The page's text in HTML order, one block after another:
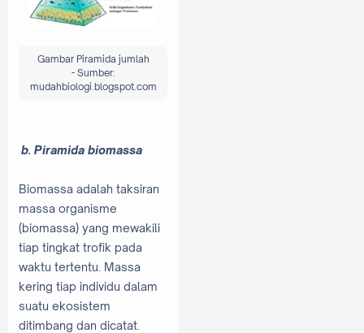
Gambar Piramida jumlah
- Sumber:
mudahbiologi.blogspot.com
b. Piramida biomassa
Biomassa adalah taksiran
massa organisme
(biomassa) yang mewakili
tiap tingkat trofik pada
waktu tertentu. Massa
kering tiap individu dalam
suatu ekosistem
ditimbang dan dicatat.